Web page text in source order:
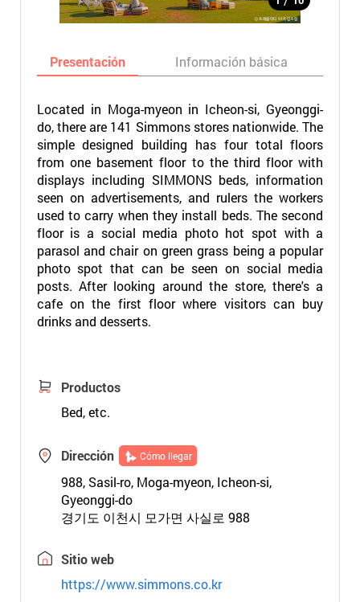
Presentación Información básica
Located in Moga-myeon in Icheon-si, Gyeonggi-
do, there are 141 Simmons stores nationwide. The
simple designed building has four total floors
from one basement floor to the third floor with
displays including SIMMONS beds, information
seen on advertisements, and rulers the workers
used to carry when they install beds. The second
floor is a social media photo hot spot with a
parasol and chair on green grass being a popular
photo spot that can be seen on social media
posts. After looking around the store, there's a
cafe on the first floor where visitors can buy
drinks and desserts.
Productos
Bed, etc.
Dirección Cómo llegar
988, Sasil-ro, Moga-myeon, Icheon-si,
Gyeonggi-do
경기도 이천시 모가면 사실로 988
Sitio web
https://www.simmons.co.kr